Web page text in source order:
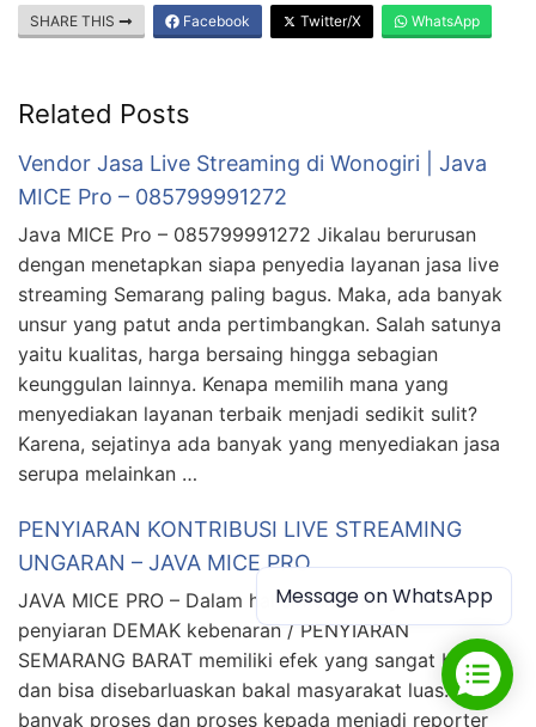
SHARE THIS Facebook Twitter/X WhatsApp
Related Posts
Vendor Jasa Live Streaming di Wonogiri | Java
MICE Pro – 085799991272
Java MICE Pro – 085799991272 Jikalau berurusan
dengan menetapkan siapa penyedia layanan jasa live
streaming Semarang paling bagus. Maka, ada banyak
unsur yang patut anda pertimbangkan. Salah satunya
yaitu kualitas, harga bersaing hingga sebagian
keunggulan lainnya. Kenapa memilih mana yang
menyediakan layanan terbaik menjadi sedikit sulit?
Karena, sejatinya ada banyak yang menyediakan jasa
serupa melainkan …
PENYIARAN KONTRIBUSI LIVE STREAMING
UNGARAN – JAVA MICE PRO
JAVA MICE PRO – Dalam hal sirkulasi karya dan
penyiaran DEMAK kebenaran / PENYIARAN
SEMARANG BARAT memiliki efek yang sangat besar
dan bisa disebarluaskan bakal masyarakat luas. Ada
banyak proses dan proses kepada menjadi reporter
Message on WhatsApp